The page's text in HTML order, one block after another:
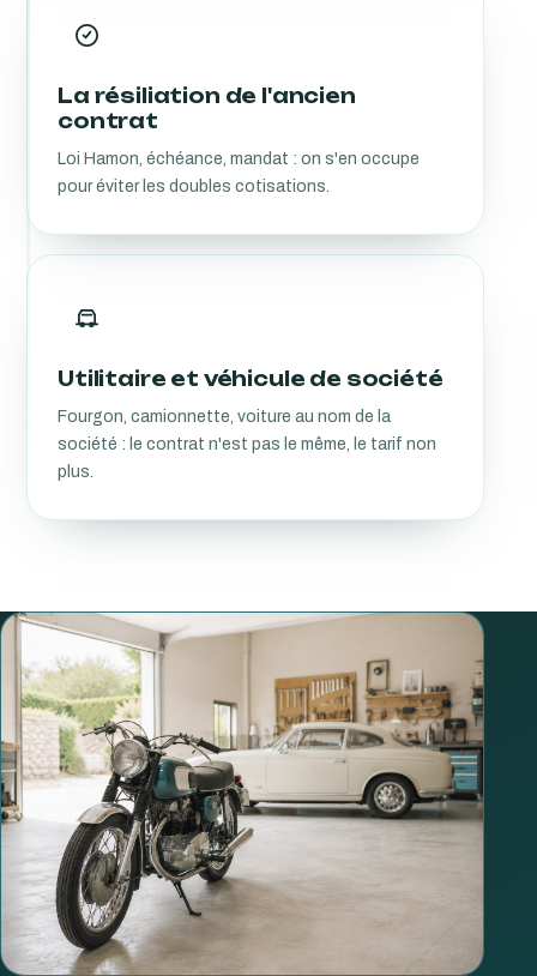
La résiliation de l'ancien
contrat
Loi Hamon, échéance, mandat : on s'en occupe
pour éviter les doubles cotisations.
Utilitaire et véhicule de société
Fourgon, camionnette, voiture au nom de la
société : le contrat n'est pas le même, le tarif non
plus.